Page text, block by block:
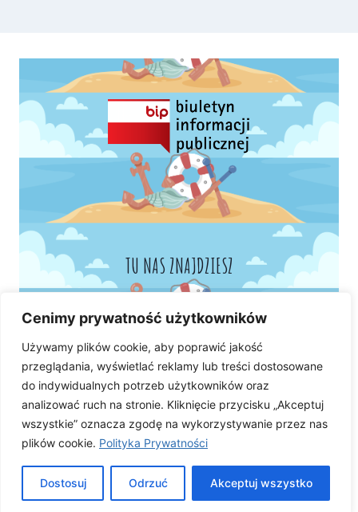
Cenimy prywatność użytkowników
Używamy plików cookie, aby poprawić jakość
przeglądania, wyświetlać reklamy lub treści dostosowane
do indywidualnych potrzeb użytkowników oraz
analizować ruch na stronie. Kliknięcie przycisku „Akceptuj
wszystkie” oznacza zgodę na wykorzystywanie przez nas
plików cookie. Polityka Prywatności
Dostosuj Odrzuć Akceptuj wszystko
TU NAS ZNAJDZIESZ